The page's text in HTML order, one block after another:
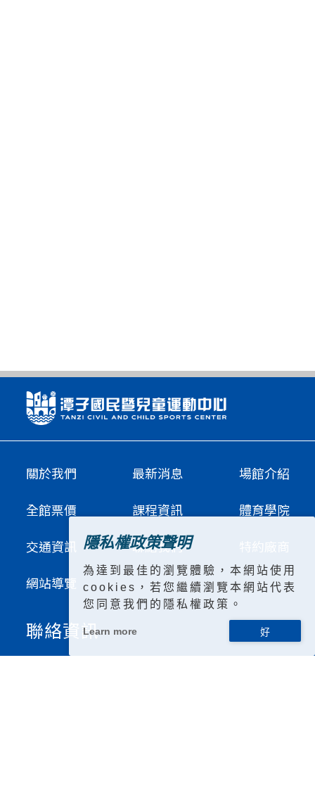
隱私權政策聲明
為達到最佳的瀏覽體驗，本網站使用
cookies，若您繼續瀏覽本網站代表
您同意我們的隱私權政策。
Learn more
關於我們 最新消息
場館介紹
全館票價
課程資訊
體育學院
交通資訊
聯絡我們
網站導覽
聯絡資訊